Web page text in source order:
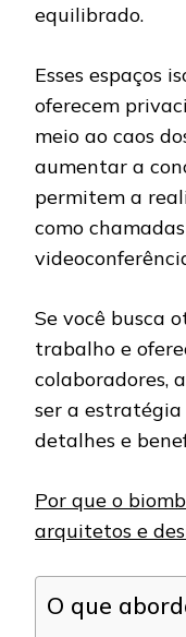
equilibrado.
Esses espaços
oferecem
meio ao caos
aumentar a
permitem a
como
Se você busca
trabalho e
colaboradores,
ser a
detalhes e
Por que o
arquitetos e
O que